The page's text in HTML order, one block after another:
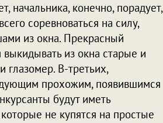
начальника, конечно, порадует,
соревноваться на силу,
из окна. Прекрасный
выкидывать из окна старые и
глазомер. В-третьих,
прохожим, появившимся
будут иметь
не купятся на простые